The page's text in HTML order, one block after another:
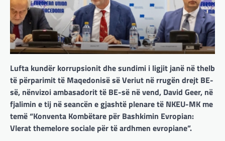
Lufta kundër korrupsionit dhe sundimi i ligjit janë në thelb
të përparimit të Maqedonisë së Veriut në rrugën drejt BE-
së, nënvizoi ambasadorit të BE-së në vend, David Geer, në
fjalimin e tij në seancën e gjashtë plenare të NKEU-MK me
temë “Konventa Kombëtare për Bashkimin Evropian:
Vlerat themelore sociale për të ardhmen evropiane”.